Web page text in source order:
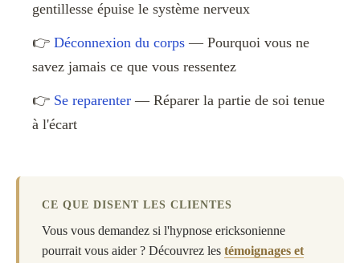
gentillesse épuise le système nerveux
👉 Déconnexion du corps — Pourquoi vous ne
savez jamais ce que vous ressentez
👉 Se reparenter — Réparer la partie de soi tenue
à l'écart
CE QUE DISENT LES CLIENTES
Vous vous demandez si l'hypnose ericksonienne
pourrait vous aider ? Découvrez les témoignages et